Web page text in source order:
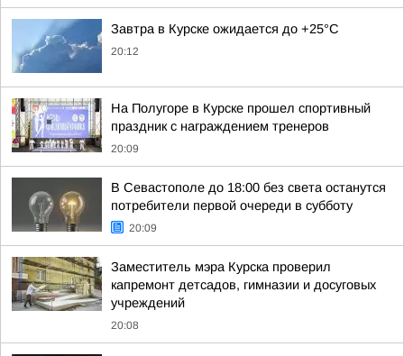
Завтра в Курске ожидается до +25°C
20:12
На Полугоре в Курске прошел спортивный
праздник с награждением тренеров
20:09
В Севастополе до 18:00 без света останутся
потребители первой очереди в субботу
20:09
Заместитель мэра Курска проверил
капремонт детсадов, гимназии и досуговых
учреждений
20:08